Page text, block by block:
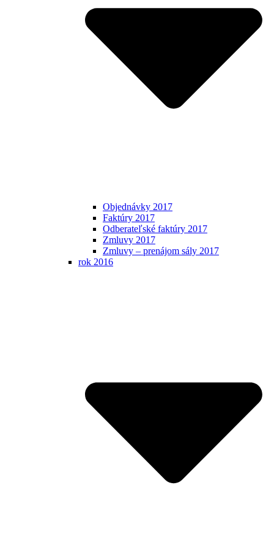
Objednávky 2017
Faktúry 2017
Odberateľské faktúry 2017
Zmluvy 2017
Zmluvy – prenájom sály 2017
rok 2016